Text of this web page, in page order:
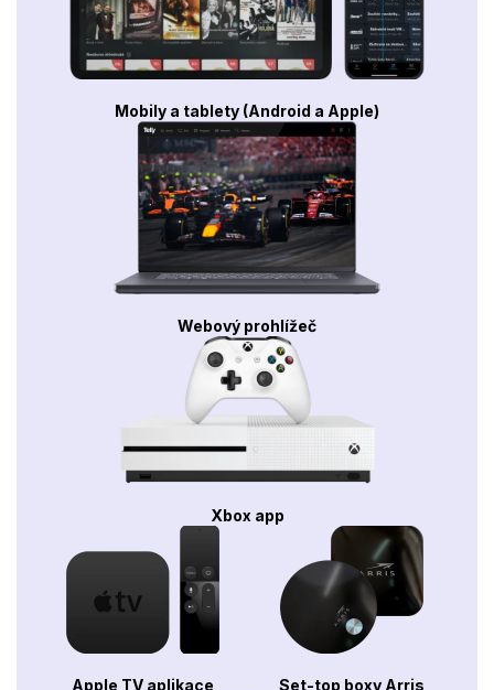
Mobily a tablety (Android a Apple)
Webový prohlížeč
Xbox app
Apple TV aplikace Set-top boxy Arris